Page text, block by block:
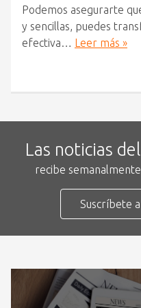
Podemos asegurarte
y sencillas, puedes
efectiva… Leer más »
Las noticias
recibe
Suscríbete